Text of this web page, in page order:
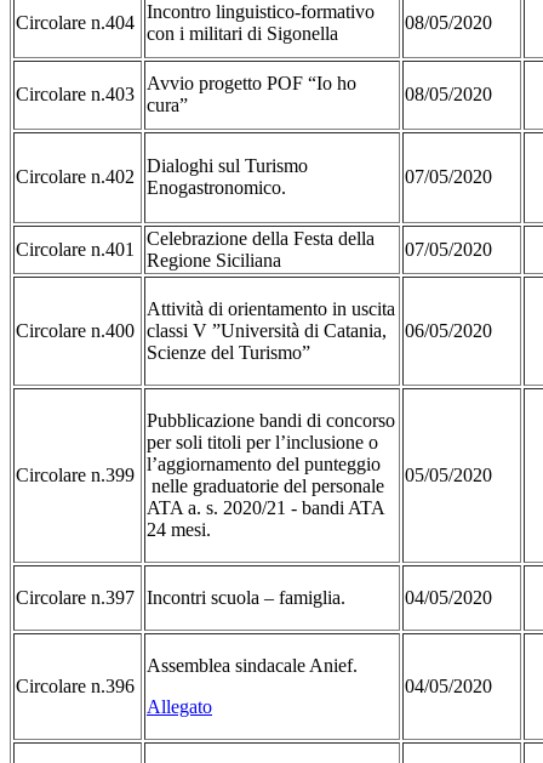
Circolare n.404
Incontro linguistico-formativo
con i militari di Sigonella
08/05/2020
Circolare n.403
Avvio progetto POF “Io ho
cura”
08/05/2020
Circolare n.402
Dialoghi sul Turismo
Enogastronomico.
07/05/2020
Circolare n.401
Celebrazione della Festa della
Regione Siciliana
07/05/2020
Circolare n.400
Attività di orientamento in uscita
classi V ”Università di Catania,
Scienze del Turismo”
06/05/2020
Circolare n.399
Pubblicazione bandi di concorso
per soli titoli per l’inclusione o
l’aggiornamento del punteggio
nelle graduatorie del personale
ATA a. s. 2020/21 - bandi ATA
24 mesi.
05/05/2020
Circolare n.397 Incontri scuola – famiglia. 04/05/2020
Circolare n.396
Assemblea sindacale Anief.
Allegato
04/05/2020